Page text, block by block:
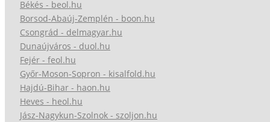
Békés - beol.hu
Borsod-Abaúj-Zemplén - boon.hu
Csongrád - delmagyar.hu
Dunaújváros - duol.hu
Fejér - feol.hu
Győr-Moson-Sopron - kisalfold.hu
Hajdú-Bihar - haon.hu
Heves - heol.hu
Jász-Nagykun-Szolnok - szoljon.hu